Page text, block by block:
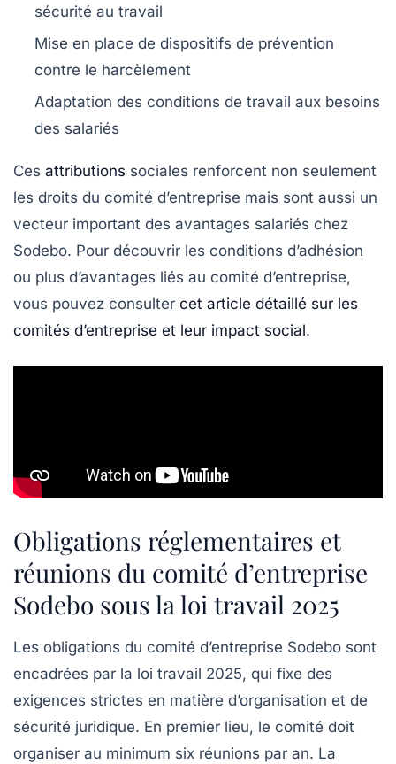
sécurité au travail
Mise en place de dispositifs de prévention
contre le harcèlement
Adaptation des conditions de travail aux besoins
des salariés
Ces attributions sociales renforcent non seulement
les droits du comité d’entreprise mais sont aussi un
vecteur important des avantages salariés chez
Sodebo. Pour découvrir les conditions d’adhésion
ou plus d’avantages liés au comité d’entreprise,
vous pouvez consulter cet article détaillé sur les
comités d’entreprise et leur impact social.
Obligations réglementaires et
réunions du comité d’entreprise
Sodebo sous la loi travail 2025
Les obligations du comité d’entreprise Sodebo sont
encadrées par la loi travail 2025, qui fixe des
exigences strictes en matière d’organisation et de
sécurité juridique. En premier lieu, le comité doit
organiser au minimum six réunions par an. La